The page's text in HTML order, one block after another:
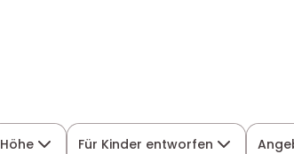
Höhe Für Kinder entworfen